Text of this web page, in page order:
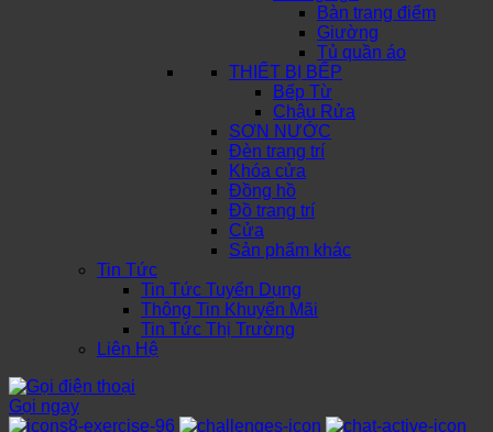
Bàn trang điểm
Giường
Tủ quần áo
THIẾT BỊ BẾP
Bếp Từ
Chậu Rửa
SƠN NƯỚC
Đèn trang trí
Khóa cửa
Đồng hồ
Đồ trang trí
Cửa
Sản phẩm khác
Tin Tức
Tin Tức Tuyển Dụng
Thông Tin Khuyến Mãi
Tin Tức Thị Trường
Liên Hệ
Gọi ngay